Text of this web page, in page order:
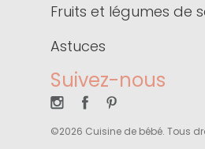
Fruits et légumes de
Astuces
Suivez-nous
©2026 Cuisine de bébé. Tous